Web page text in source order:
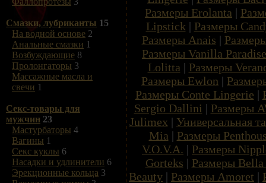
Смазки, лубриканты 15
На водной основе 2
Анальные смазки 1
Возбуждающие 8
Пролонгаторы 3
Массажные масла и
свечи 1
Секс-товары для
мужчин 23
Мастурбаторы 4
Вагины 1
Секс куклы 6
Насадки и удлинители 6
Эрекционные кольца 3
Размеры Erolanta |
Lipstick | Размеры
Размеры Anais |
Размеры Vanilla Paradise
Lolitta | Размеры
Размеры Ewlon |
Размеры Conte Lingerie |
Sergio Dallini | Размеры
Julimex | Универсальная
Mia | Размеры
V.O.V.A. | Размеры
Gorteks | Размеры
Beauty | Размеры Amoret |